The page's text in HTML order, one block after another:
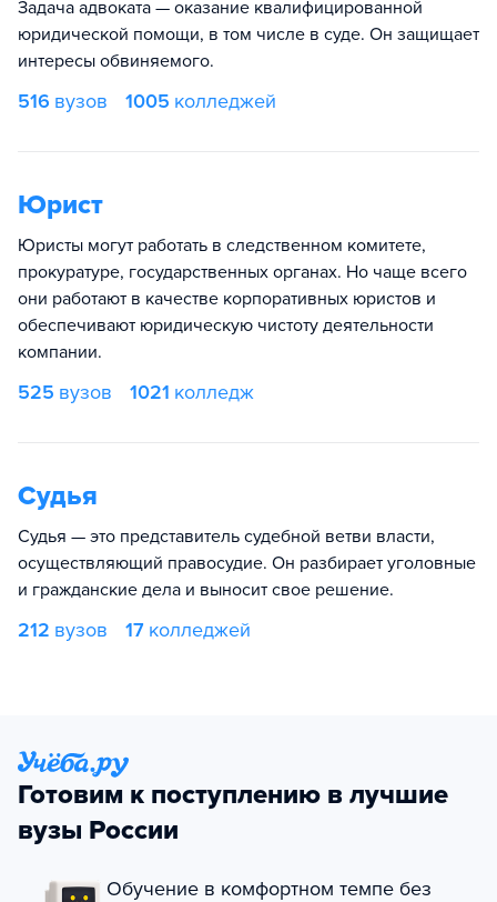
Задача адвоката — оказание квалифицированной
юридической помощи, в том числе в суде. Он защищает
интересы обвиняемого.
516 вузов 1005 колледжей
Юрист
Юристы могут работать в следственном комитете,
прокуратуре, государственных органах. Но чаще всего
они работают в качестве корпоративных юристов и
обеспечивают юридическую чистоту деятельности
компании.
525 вузов 1021 колледж
Судья
Судья — это представитель судебной ветви власти,
осуществляющий правосудие. Он разбирает уголовные
и гражданские дела и выносит свое решение.
212 вузов 17 колледжей
Готовим к поступлению в лучшие
вузы России
Обучение в комфортном темпе без